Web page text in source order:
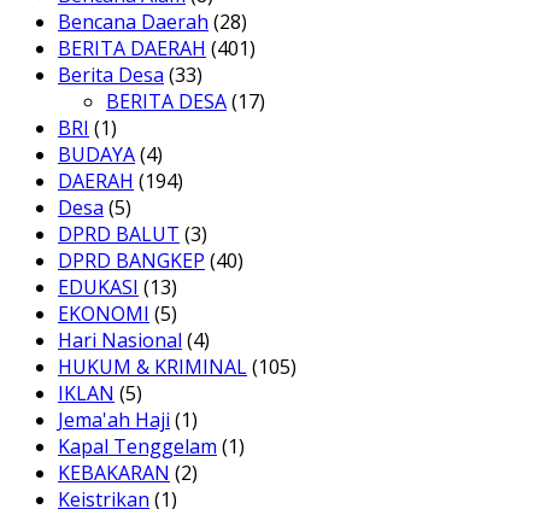
Bencana Daerah (28)
BERITA DAERAH (401)
Berita Desa (33)
BERITA DESA(17)
BRI (1)
BUDAYA(4)
DAERAH (194)
Desa (5)
DPRD BALUT (3)
DPRD BANGKEP (40)
EDUKASI (13)
EKONOMI (5)
Hari Nasional (4)
HUKUM & KRIMINAL(105)
IKLAN (5)
Jema'ah Haji (1)
Kapal Tenggelam (1)
KEBAKARAN (2)
Keistrikan (1)